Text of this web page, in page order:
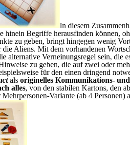
In diesem
hinein Begriffe herausfinden können,
zu geben, bringt hingegen wenig
die Aliens. Mit dem vorhandenen
alternative Verneinungsregel sein, die
zu geben, die auf zwei oder
für den einen dringend
als originelles Kommunikations-
alles, von den stabilen Kartons, den
Variante (ab 4